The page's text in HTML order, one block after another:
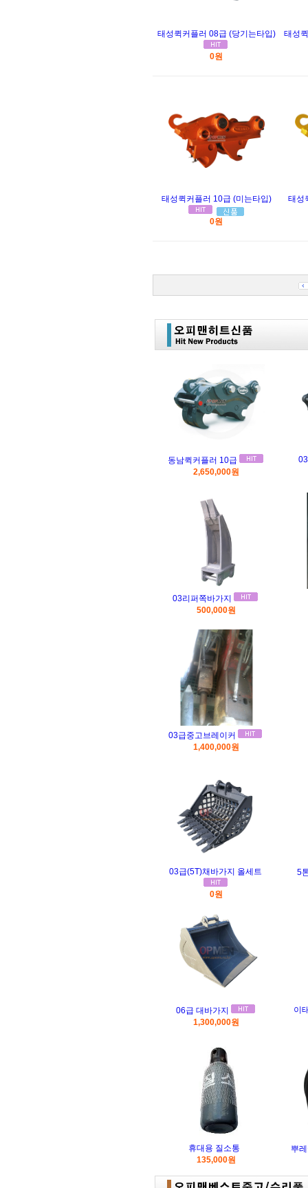
태성퀵커플러 08급 (당기는타입)
0원
태성
태성퀵커플러 10급 (미는타입)
0원
태성
동남퀵커플러 10급
2,650,000원
03리퍼쪽바가지
500,000원
03급중고브레이커
1,400,000원
03급(5T)채바가지 올세트
0원
5
06급 대바가지
1,300,000원
이
휴대용 질소통
135,000원
뿌